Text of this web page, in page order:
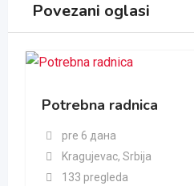
Povezani oglasi
Potrebna radnica
pre 6 дана
Kragujevac, Srbija
133 pregleda